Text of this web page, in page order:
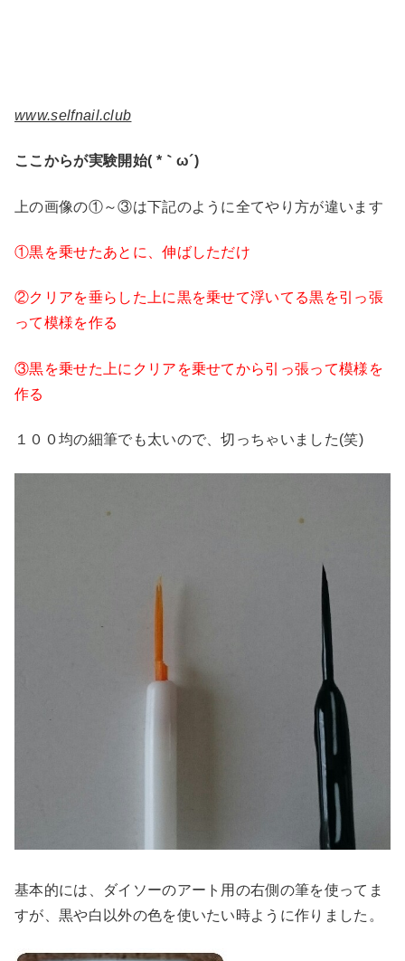
www.selfnail.club
ここからが実験開始( *｀ω´)
上の画像の①～③は下記のように全てやり方が違います
①黒を乗せたあとに、伸ばしただけ
②クリアを垂らした上に黒を乗せて浮いてる黒を引っ張
って模様を作る
③黒を乗せた上にクリアを乗せてから引っ張って模様を
作る
１００均の細筆でも太いので、切っちゃいました(笑)
基本的には、ダイソーのアート用の右側の筆を使ってま
すが、黒や白以外の色を使いたい時ように作りました。